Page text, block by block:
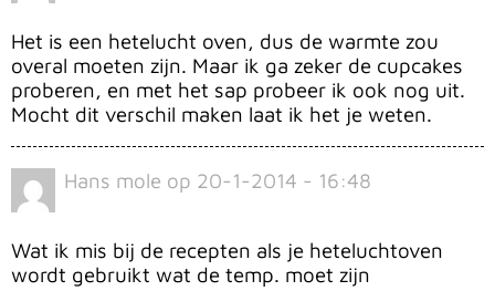
Het is een hetelucht oven, dus de warmte zou
overal moeten zijn. Maar ik ga zeker de cupcakes
proberen, en met het sap probeer ik ook nog uit.
Mocht dit verschil maken laat ik het je weten.
Hans mole op 20-1-2014 - 16:48
Wat ik mis bij de recepten als je heteluchtoven
wordt gebruikt wat de temp. moet zijn